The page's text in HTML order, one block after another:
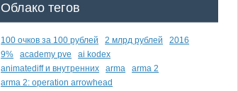
Облако тегов
100 очков за 100 рублей 2 млрд рублей
2016
9%
academy pve
ai kodex
animatediff и внутренних
arma
arma 2
arma 2: operation arrowhead